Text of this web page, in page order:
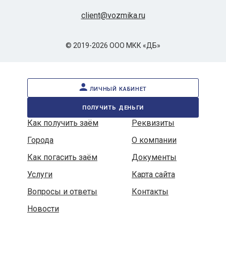
© 2019-2026 ООО МКК «ДБ»
client@vozmika.ru
личный кабинет
получить деньги
Как получить заём
Реквизиты
Города
О компании
Как погасить заём
Документы
Услуги
Карта сайта
Вопросы и ответы
Контакты
Новости